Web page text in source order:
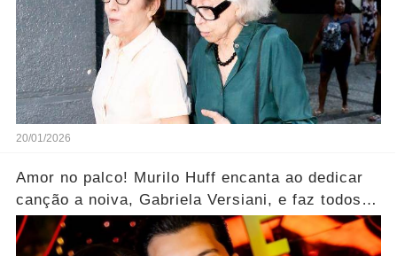
20/01/2026
Amor no palco! Murilo Huff encanta ao dedicar
canção a noiva, Gabriela Versiani, e faz todos
aplaudirem.... Ver mais